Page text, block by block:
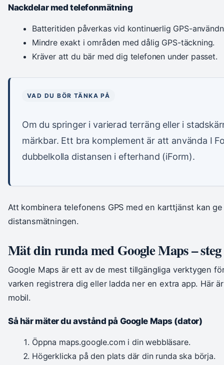
Nackdelar med telefonmätning
Batteritiden påverkas vid kontinuerlig GPS-
Mindre exakt i områden med dålig GPS-täckning.
Kräver att du bär med dig telefonen under passet.
VAD DU BÖR TÄNKA PÅ
Om du springer i varierad terräng eller i
märkbar. Ett bra komplement är att använda I
dubbelkolla distansen i efterhand (iForm).
Att kombinera telefonens GPS med en karttjänst kan
distansmätningen.
Mät din runda med Google Maps –
Google Maps är ett av de mest tillgängliga verktygen
varken registrera dig eller ladda ner en extra app. Här
mobil.
Så här mäter du avstånd på Google Maps (dator)
Öppna maps.google.com i din webbläsare.
Högerklicka på den plats där din runda ska börja.